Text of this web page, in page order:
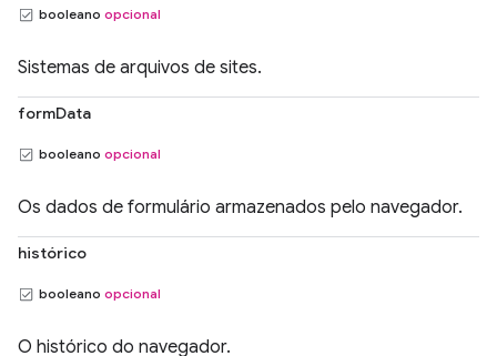
booleano opcional
Sistemas de arquivos de sites.
formData
booleano opcional
Os dados de formulário armazenados pelo navegador.
histórico
booleano opcional
O histórico do navegador.